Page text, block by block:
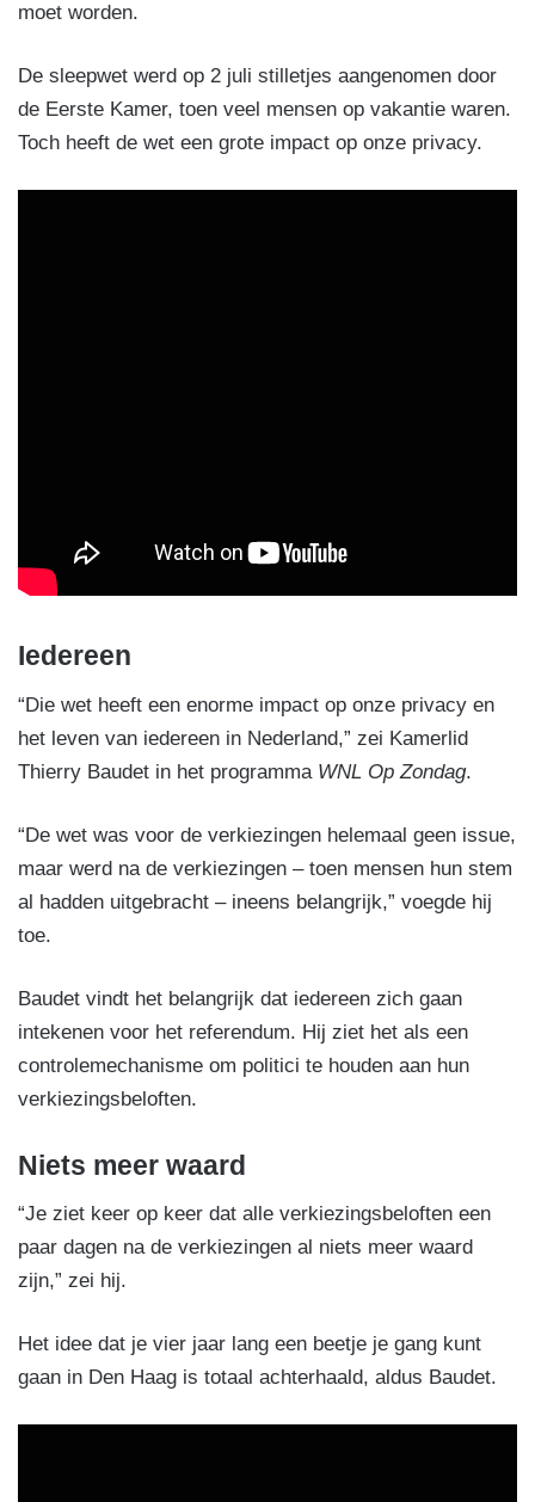
moet worden.
De sleepwet werd op 2 juli stilletjes aangenomen door
de Eerste Kamer, toen veel mensen op vakantie waren.
Toch heeft de wet een grote impact op onze privacy.
Iedereen
“Die wet heeft een enorme impact op onze privacy en
het leven van iedereen in Nederland,” zei Kamerlid
Thierry Baudet in het programma WNL Op Zondag.
“De wet was voor de verkiezingen helemaal geen issue,
maar werd na de verkiezingen – toen mensen hun stem
al hadden uitgebracht – ineens belangrijk,” voegde hij
toe.
Baudet vindt het belangrijk dat iedereen zich gaan
intekenen voor het referendum. Hij ziet het als een
controlemechanisme om politici te houden aan hun
verkiezingsbeloften.
Niets meer waard
“Je ziet keer op keer dat alle verkiezingsbeloften een
paar dagen na de verkiezingen al niets meer waard
zijn,” zei hij.
Het idee dat je vier jaar lang een beetje je gang kunt
gaan in Den Haag is totaal achterhaald, aldus Baudet.